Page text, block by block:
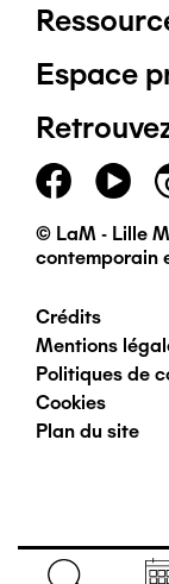
Pied
de
page
Espace
© LaM - Lille
contemporain
Pied
de
page
Crédits
Mentions
Politiques de
Cookies
Plan du site